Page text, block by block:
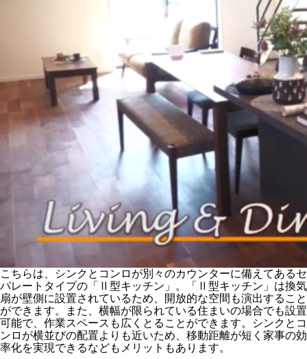
こちらは、シンクとコンロが別々のカウンターに備えてあるセ
パレートタイプの「Ⅱ型キッチン」。「Ⅱ型キッチン」は換気
扇が壁側に設置されているため、開放的な空間も演出すること
ができます。また、横幅が限られている住まいの場合でも設置
可能で、作業スペースも広くとることができます。シンクとコ
ンロが横並びの配置よりも近いため、移動距離が短く家事の効
率化を実現できるなどもメリットもあります。